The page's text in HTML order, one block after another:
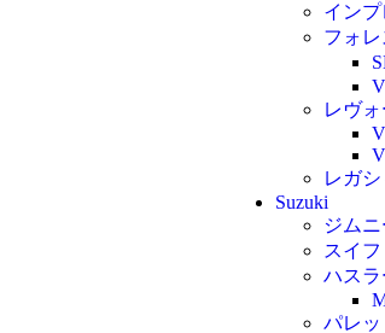
イン
フォ
レヴ
レガシ
Suzuki
ジムニ
スイフ
ハスラ
パレッ